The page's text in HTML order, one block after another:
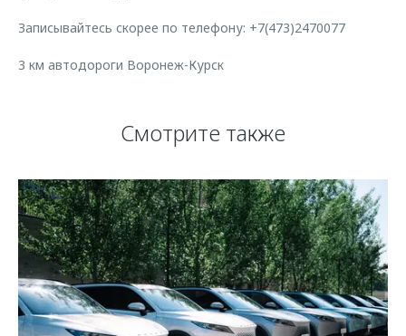
Записывайтесь скорее по телефону: +7(473)2470077
3 км автодороги Воронеж-Курск
Смотрите также